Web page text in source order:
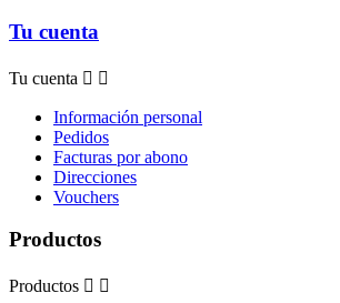
Tu cuenta
Tu cuenta  
Información personal
Pedidos
Facturas por abono
Direcciones
Vouchers
Productos
Productos  